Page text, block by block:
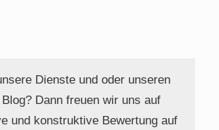
Dienste und oder unseren
Dann freuen wir uns auf
und konstruktive Bewertung auf